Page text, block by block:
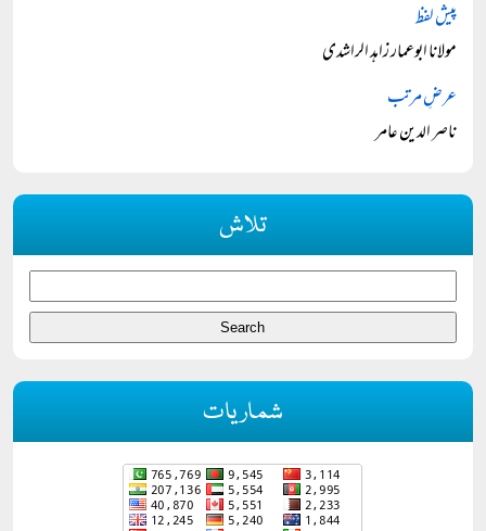
پیش لفظ
مولانا ابوعمار زاہد الراشدی
عرضِ مرتب
ناصر الدین عامر
تلاش
شماریات